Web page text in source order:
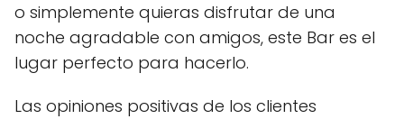
o simplemente quieras disfrutar de una
noche agradable con amigos, este Bar es el
lugar perfecto para hacerlo.
Las opiniones positivas de los clientes